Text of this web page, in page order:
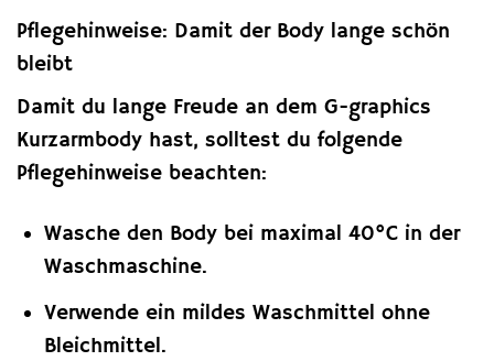
Pflegehinweise: Damit der Body lange schön
bleibt
Damit du lange Freude an dem G-graphics
Kurzarmbody hast, solltest du folgende
Pflegehinweise beachten:
Wasche den Body bei maximal 40°C in der
Waschmaschine.
Verwende ein mildes Waschmittel ohne
Bleichmittel.